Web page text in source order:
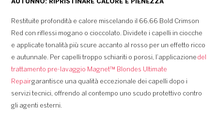
AUTUNNO: RIPRISTINARE CALORE E PIENEZZA
Restituite profondità e calore miscelando il 66.66 Bold Crimson
Red con riflessi mogano o cioccolato. Dividete i capelli in ciocche
e applicate tonalità più scure accanto al rosso per un effetto ricco
e autunnale. Per capelli troppo schiariti o porosi, l’applicazione del
trattamento pre-lavaggio Magnet™ Blondes Ultimate
Repairgarantisce una qualità eccezionale dei capelli dopo i
servizi tecnici, offrendo al contempo uno scudo protettivo contro
gli agenti esterni.